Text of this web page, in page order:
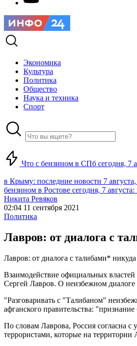
Экономика
Культура
Политика
Общество
Наука и техника
Спорт
Что с бензином в СПб сегодня, 7
в Крыму: последние новости 7
бензином в Ростове сегодня, 7
Никита Ревяков
02:04 11 сентября 2021
Политика
Лавров: от диалога с
Лавров: от диалога с талибами* никуда
Взаимодействие официальных
Сергей Лавров. О неизбежном
"Разговаривать с "Талибаном"
афганского правительства:
По словам Лаврова, Россия согласна
террористами, которые на